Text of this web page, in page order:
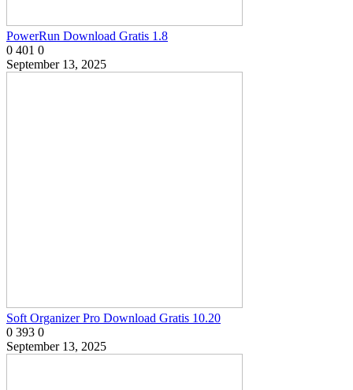
PowerRun Download Gratis 1.8
0 401 0
September 13, 2025
Soft Organizer Pro Download Gratis 10.20
0 393 0
September 13, 2025